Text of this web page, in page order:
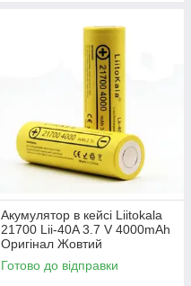
Акумулятор в кейсі Liitokala
21700 Lii-40A 3.7 V 4000mAh
Оригінал Жовтий
Готово до відправки